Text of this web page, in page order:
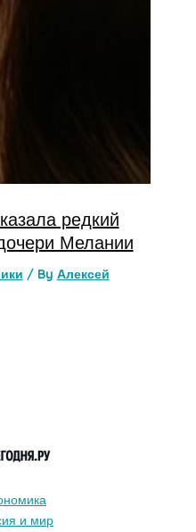
редкий
Мелании
/ By Алексей
и мир